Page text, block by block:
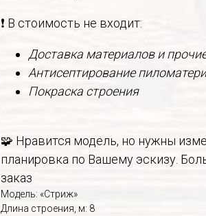
❗ В стоимость не входит:
Доставка материалов и
Антисептирование
Покраска строения
🧩 Нравится модель, но нужны
планировка по Вашему эскизу.
заказ
Модель: «Стриж»
Длина строения, м: 8